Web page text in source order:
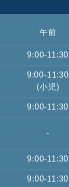
午前
9:00-11:30
9:00-11:30
(小児)
9:00-11:30
-
9:00-11:30
9:00-11:30